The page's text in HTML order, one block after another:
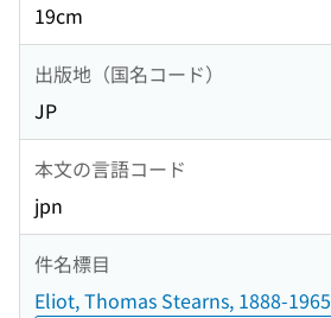
19cm
出版地（国名コード）
JP
本文の言語コード
jpn
件名標目
Eliot, Thomas Stearns, 1888-1965